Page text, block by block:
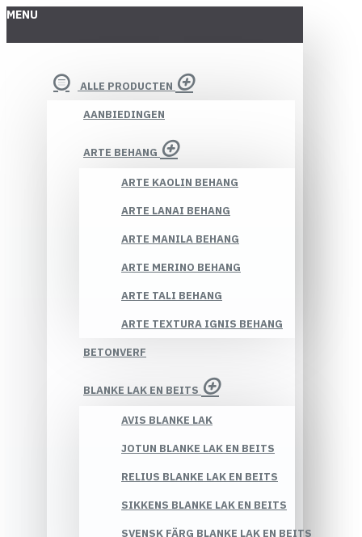
MENU
ALLE PRODUCTEN
AANBIEDINGEN
ARTE BEHANG
ARTE KAOLIN BEHANG
ARTE LANAI BEHANG
ARTE MANILA BEHANG
ARTE MERINO BEHANG
ARTE TALI BEHANG
ARTE TEXTURA IGNIS BEHANG
BETONVERF
BLANKE LAK EN BEITS
AVIS BLANKE LAK
JOTUN BLANKE LAK EN BEITS
RELIUS BLANKE LAK EN BEITS
SIKKENS BLANKE LAK EN BEITS
SVENSK FÄRG BLANKE LAK EN BEITS